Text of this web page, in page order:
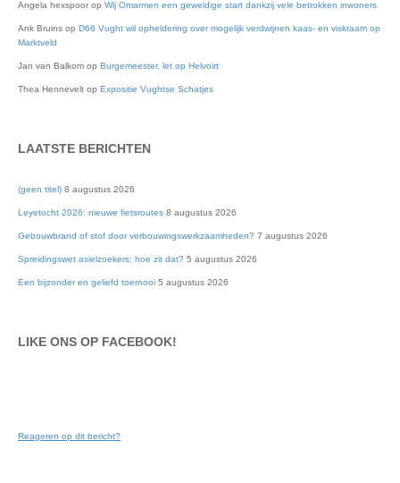
Angela hexspoor op Wij Omarmen een geweldige start dankzij vele betrokken inwoners
Ank Bruins op D66 Vught wil opheldering over mogelijk verdwijnen kaas- en viskraam op
Marktveld
Jan van Balkom op Burgemeester, let op Helvoirt
Thea Hennevelt op Expositie Vughtse Schatjes
LAATSTE BERICHTEN
(geen titel) 8 augustus 2026
Leyetocht 2026: nieuwe fietsroutes 8 augustus 2026
Gebouwbrand of stof door verbouwingswerkzaamheden? 7 augustus 2026
Spreidingswet asielzoekers: hoe zit dat? 5 augustus 2026
Een bijzonder en geliefd toernooi 5 augustus 2026
LIKE ONS OP FACEBOOK!
Reageren op dit bericht?